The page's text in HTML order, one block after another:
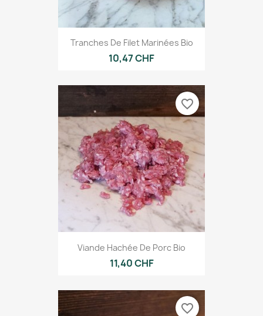
Tranches De Filet Marinées Bio
10,47 CHF
Viande Hachée De Porc Bio
11,40 CHF
favorite_border
favorite_border